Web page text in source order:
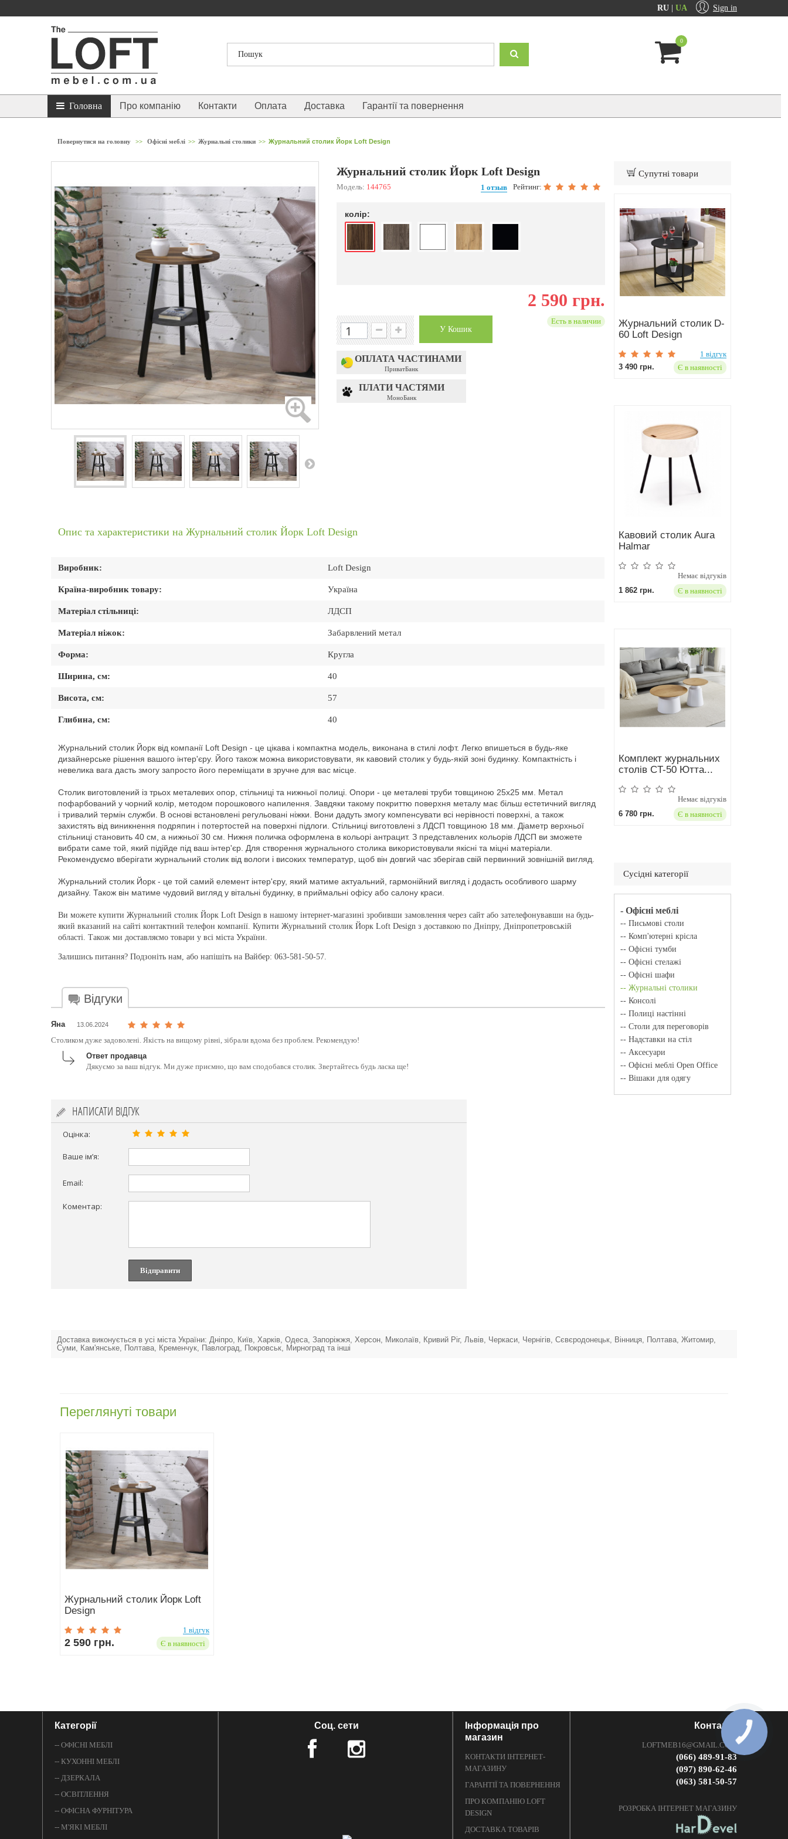
Sign in
RU UA
0
Головна Про компанію Контакти Оплата Доставка Гарантії та повернення
Повернутися на головну >> Офісні меблі >> Журнальні столики >> Журнальний столик Йорк Loft Design
Журнальний столик Йорк Loft Design
Модель: 144765 Рейтинг:
1 отзыв
колір:
2 590 грн.
У Кошик
Есть в наличии
ОПЛАТА ЧАСТИНАМИ
ПриватБанк
ПЛАТИ ЧАСТЯМИ
МоноБанк
Опис та характеристики на Журнальний столик Йорк Loft Design
Виробник: Loft Design
Країна-виробник товару: Україна
Матеріал стільниці: ЛДСП
Матеріал ніжок: Забарвлений метал
Форма: Кругла
Ширина, см: 40
Висота, см: 57
Глибина, см: 40
Журнальний столик Йорк від компанії Loft Design - це цікава і компактна модель, виконана в стилі лофт. Легко впишеться в будь-яке
дизайнерське рішення вашого інтер'єру. Його також можна використовувати, як кавовий столик у будь-якій зоні будинку. Компактність і
невелика вага дасть змогу запросто його переміщати в зручне для вас місце.
Столик виготовлений із трьох металевих опор, стільниці та нижньої полиці. Опори - це металеві труби товщиною 25х25 мм. Метал
пофарбований у чорний колір, методом порошкового напилення. Завдяки такому покриттю поверхня металу має більш естетичний вигляд
і тривалий термін служби. В основі встановлені регульовані ніжки. Вони дадуть змогу компенсувати всі нерівності поверхні, а також
захистять від виникнення подряпин і потертостей на поверхні підлоги. Стільниці виготовлені з ЛДСП товщиною 18 мм. Діаметр верхньої
стільниці становить 40 см, а нижньої 30 см. Нижня поличка оформлена в кольорі антрацит. З представлених кольорів ЛДСП ви зможете
вибрати саме той, який підійде під ваш інтер'єр. Для створення журнального столика використовували якісні та міцні матеріали.
Рекомендуємо вберігати журнальний столик від вологи і високих температур, щоб він довгий час зберігав свій первинний зовнішній вигляд.
Журнальний столик Йорк - це той самий елемент інтер'єру, який матиме актуальний, гармонійний вигляд і додасть особливого шарму
дизайну. Також він матиме чудовий вигляд у вітальні будинку, в приймальні офісу або салону краси.
Ви можете купити Журнальний столик Йорк Loft Design в нашому інтернет-магазині зробивши замовлення через сайт або зателефонувавши на будь-
який вказаний на сайті контактний телефон компанії. Купити Журнальний столик Йорк Loft Design з доставкою по Дніпру, Дніпропетровській
області. Також ми доставляємо товари у всі міста України.
Залишись питання? Подзоніть нам, або напішіть на Вайбер: 063-581-50-57.
Відгуки
Яна 13.06.2024
Столиком дуже задоволені. Якість на вищому рівні, зібрали вдома без проблем. Рекомендую!
Ответ продавца
Дякуємо за ваш відгук. Ми дуже приємно, що вам сподобався столик. Звертайтесь будь ласка ще!
НАПИСАТИ ВІДГУК
Оцінка:
Ваше ім’я:
Email:
Коментар:
Відправити
Супутні товари
Журнальний столик D-
60 Loft Design
1 відгук
3 490 грн.
Є в наявності
Кавовий столик Aura
Halmar
Немає відгуків
1 862 грн.
Є в наявності
Комплект журнальних
столів CT-50 Ютта...
Немає відгуків
6 780 грн.
Є в наявності
Сусідні категорії
- Офісні меблі
-- Письмові столи
-- Комп'ютерні крісла
-- Офісні тумби
-- Офісні стелажі
-- Офісні шафи
-- Журнальні столики
-- Консолі
-- Полиці настінні
-- Столи для переговорів
-- Надставки на стіл
-- Аксесуари
-- Офісні меблі Open Office
-- Вішаки для одягу
Доставка виконується в усі міста України: Дніпро, Київ, Харків, Одеса, Запоріжжя, Херсон, Миколаїв, Кривий Ріг, Львів, Черкаси, Чернігів, Сєвєродонецьк, Вінниця, Полтава, Житомир,
Суми, Кам'янське, Полтава, Кременчук, Павлоград, Покровськ, Мирноград та інші
Переглянуті товари
Журнальний столик Йорк Loft
Design
1 відгук
2 590 грн. Є в наявності
Категорії
-- ОФІСНІ МЕБЛІ
-- КУХОННІ МЕБЛІ
-- ДЗЕРКАЛА
-- ОСВІТЛЕННЯ
-- ОФІСНА ФУРНІТУРА
-- М'ЯКІ МЕБЛІ
Соц. сети
Інформація про
магазин
КОНТАКТИ ІНТЕРНЕТ-
МАГАЗИНУ
ГАРАНТІЇ ТА ПОВЕРНЕННЯ
ПРО КОМПАНІЮ LOFT
DESIGN
ДОСТАВКА ТОВАРІВ
Контакти
LOFTMEB16@GMAIL.COM
(066) 489-91-83
(097) 890-62-46
(063) 581-50-57
РОЗРОБКА ІНТЕРНЕТ МАГАЗИНУ